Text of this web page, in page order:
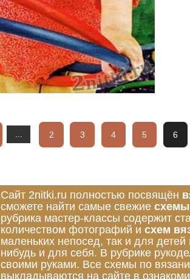
... 2 3 4 5 6
Сайт 2nitki.ru полностью посвящён
сможете найти самые свежие схемы
рубрика мастер-классы содержит
количеством фотографий и схем
маленьких непосед, так и для
нибудь и для себя. В рубрике
своими руками. Все схемы по
выкладываются на сайте в